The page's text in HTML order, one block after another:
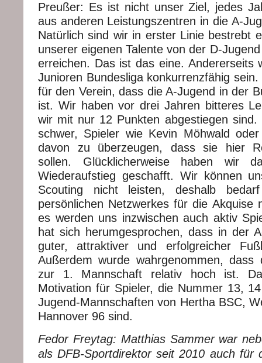
Preußer: Es ist nicht unser Ziel, jedes
aus anderen Leistungszentren in die A-
Natürlich sind wir in erster Linie bestrebt
unserer eigenen Talente von der D-
erreichen. Das ist das eine. Andererseits
Junioren Bundesliga konkurrenzfähig
für den Verein, dass die A-Jugend in der
ist. Wir haben vor drei Jahren bitteres
wir mit nur 12 Punkten abgestiegen
schwer, Spieler wie Kevin Möhwald
davon zu überzeugen, dass sie hier
sollen. Glücklicherweise haben wir
Wiederaufstieg geschafft. Wir können
Scouting nicht leisten, deshalb
persönlichen Netzwerkes für die Akquise
es werden uns inzwischen auch aktiv
hat sich herumgesprochen, dass in der
guter, attraktiver und erfolgreicher
Außerdem wurde wahrgenommen, dass
zur 1. Mannschaft relativ hoch ist.
Motivation für Spieler, die Nummer 13,
Jugend-Mannschaften von Hertha BSC,
Hannover 96 sind.
Fedor Freytag: Matthias Sammer war
als DFB-Sportdirektor seit 2010 auch für